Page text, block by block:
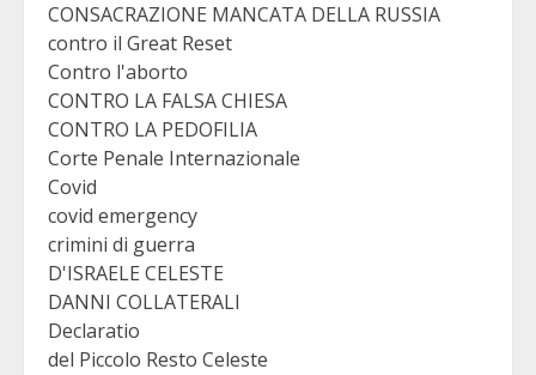
CONSACRAZIONE MANCATA DELLA RUSSIA
contro il Great Reset
Contro l'aborto
CONTRO LA FALSA CHIESA
CONTRO LA PEDOFILIA
Corte Penale Internazionale
Covid
covid emergency
crimini di guerra
D'ISRAELE CELESTE
DANNI COLLATERALI
Declaratio
del Piccolo Resto Celeste